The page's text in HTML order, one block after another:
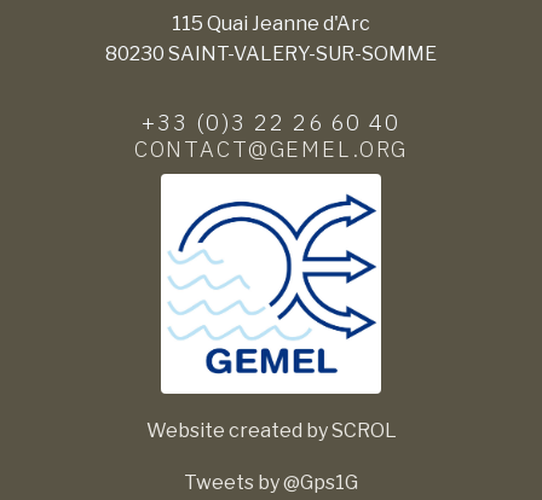
115 Quai Jeanne d'Arc
80230 SAINT-VALERY-SUR-SOMME
+33 (0)3 22 26 60 40
CONTACT@GEMEL.ORG
Website created by SCROL
Tweets by @Gps1G